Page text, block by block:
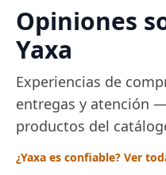
Opiniones
Yaxa
Experiencias de
entregas y atención
productos del
¿Yaxa es confiable? Ver